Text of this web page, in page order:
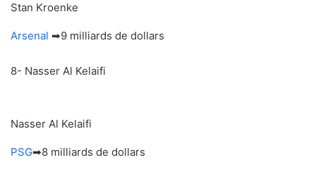
Stan Kroenke
Arsenal ➡9 milliards de dollars
8- Nasser Al Kelaifi
Nasser Al Kelaifi
PSG➡8 milliards de dollars